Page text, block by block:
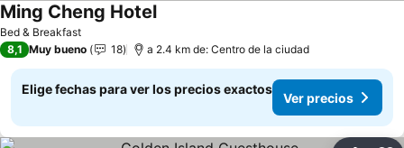
Bed & Breakfast
Ming Cheng HotelVer precios
8,1 Muy bueno 18 a 2.4 km de: Centro de la ciudad
Elige fechas para ver los precios exactos
Ver precios